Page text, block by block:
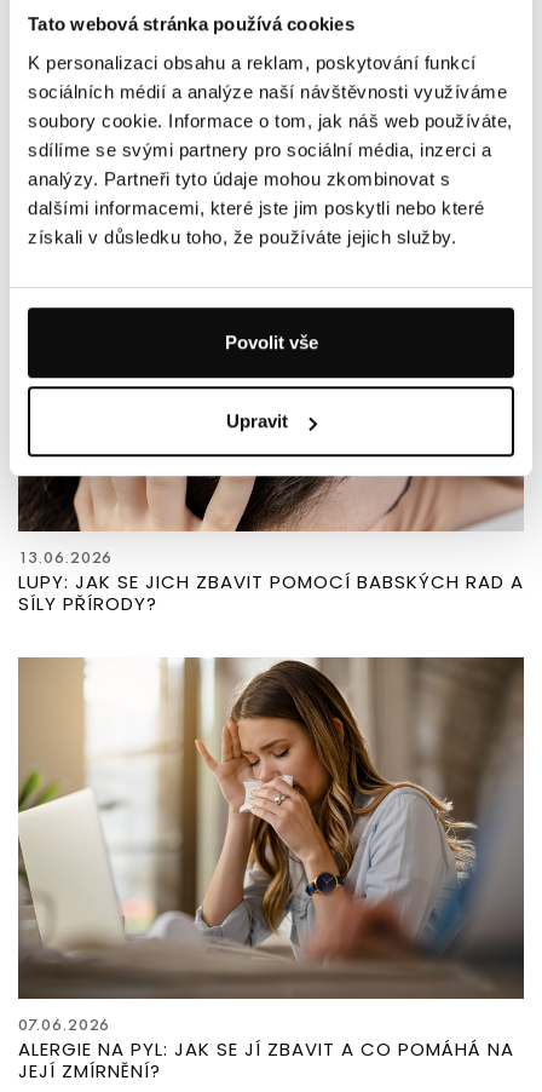
Tato webová stránka používá cookies
K personalizaci obsahu a reklam, poskytování funkcí
sociálních médií a analýze naší návštěvnosti využíváme
soubory cookie. Informace o tom, jak náš web používáte,
sdílíme se svými partnery pro sociální média, inzerci a
analýzy. Partneři tyto údaje mohou zkombinovat s
dalšími informacemi, které jste jim poskytli nebo které
získali v důsledku toho, že používáte jejich služby.
Povolit vše
Upravit
25.06.2026
PODRÁŽDĚNÝ ŽALUDEK: JAK DLOUHO BOLÍ, JAKÉ MÁ
PŘÍZNAKY A JAK HO UKLIDNIT?
13.06.2026
LUPY: JAK SE JICH ZBAVIT POMOCÍ BABSKÝCH RAD A
SÍLY PŘÍRODY?
07.06.2026
ALERGIE NA PYL: JAK SE JÍ ZBAVIT A CO POMÁHÁ NA
JEJÍ ZMÍRNĚNÍ?